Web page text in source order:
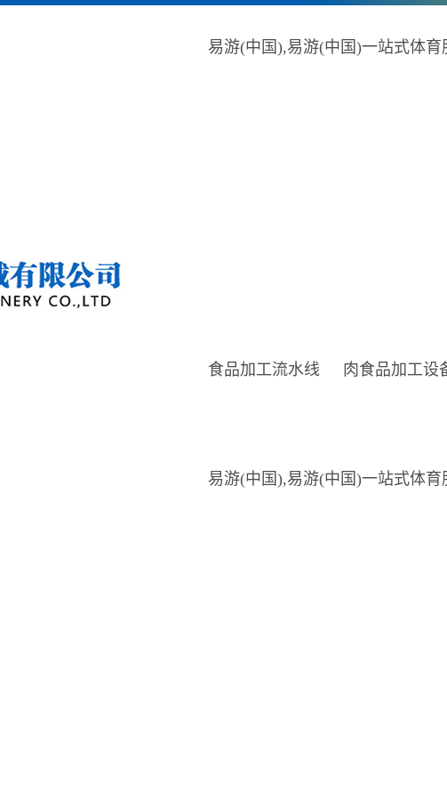
易游(中国),易游(中国)一站式体育
食品加工流水线 肉食品加工设
易游(中国),易游(中国)一站式体育